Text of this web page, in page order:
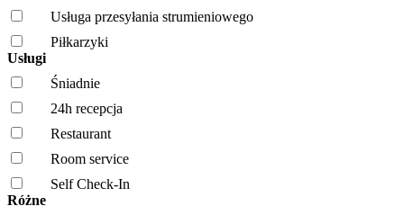
Usługa przesyłania strumieniowego
Piłkarzyki
Usługi
Śniadnie
24h recepcja
Restaurant
Room service
Self Check-In
Różne